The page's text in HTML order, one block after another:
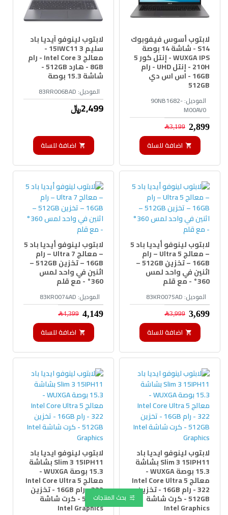
الموديل:90NB1682-
M00AV0
لابتوب أسوس فيفوبوك
S14 - شاشة 14 بوصة
WUXGA IPS - إنتل كور 5
210H - إنتل UHD - رام
16GB - اس اس دي
512GB
2,899﷼ 3,199﷼
اضافة للسلة
الموديل: 83RR006BAD
لابتوب لينوفو آيديا باد
سليم 3 15IWC11 -
معالج Intel Core 3 - رام
8GB - هارد 512GB -
شاشة 15.3 بوصة
2,499﷼
اضافة للسلة
الموديل: 83KR0075AD
لابتوب لينوفو أيديا باد 5
– معالج Ultra 5 – رام
16GB – تخزين 512GB –
اثنين في واحد لمس
360° - مع قلم
3,699﷼ 3,999﷼
اضافة للسلة
الموديل: 83KR0074AD
لابتوب لينوفو أيديا باد 5
– معالج Ultra 7 – رام
16GB – تخزين 512GB –
اثنين في واحد لمس
360° - مع قلم
4,149﷼ 4,399﷼
اضافة للسلة
لابتوب لينوفو ايديا باد
Slim 3 15IPH11 بشاشة
15.3 بوصة WUXGA -
معالج Intel Core Ultra 5
322 - رام 16GB - تخزين
512GB - كرت شاشة
Intel Graphics
لابتوب لينوفو ايديا باد
Slim 3 15IPH11 بشاشة
15.3 بوصة WUXGA -
معالج Intel Core Ultra 5
322 - رام 16GB - تخزين
512GB - كرت شاشة
Intel Graphics
بحث المنتجات